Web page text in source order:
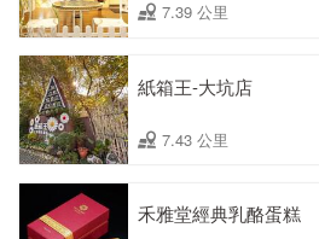
7.39 公里
紙箱王-大坑店
7.43 公里
禾雅堂經典乳酪蛋糕